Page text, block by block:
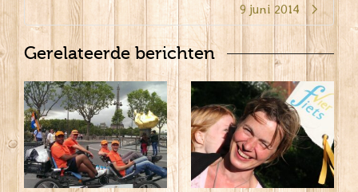
9 juni 2014
Gerelateerde berichten